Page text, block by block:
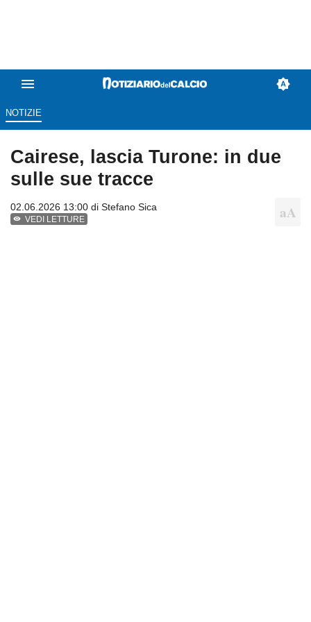
NOTIZIE
Cairese, lascia Turone: in due
sulle sue tracce
02.06.2026 13:00 di Stefano Sica
VEDI LETTURE